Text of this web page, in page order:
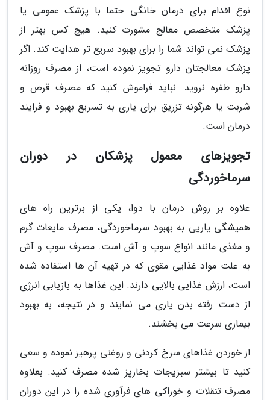
نوع اقدام برای درمان خانگی حتما با پزشک عمومی یا
پزشک متخصص معالج مشورت کنید. هیچ کس بهتر از
پزشک نمی تواند شما را برای بهبود سریع تر هدایت کند. اگر
پزشک معالجتان دارو تجویز نموده است، از مصرف روزانه
دارو طفره نروید. نباید فراموش کنید که مصرف قرص و
شربت یا هرگونه تزریق برای یاری به تسریع بهبود و فرایند
درمان است.
تجویزهای معمول پزشکان در دوران
سرماخوردگی
علاوه بر روش درمان با دوا، یکی از برترین راه های
همیشگی یاریی به بهبود سرماخوردگی، مصرف مایعات گرم
و مغذی مانند انواع سوپ و آش است. مصرف سوپ و آش
به علت مواد غذایی مقوی که در تهیه آن ها استفاده شده
است، ارزش غذایی بالایی دارند. این غذاها به بازیابی انرژی
از دست رفته بدن یاری می نمایند و در نتیجه، به بهبود
بیماری سرعت می بخشند.
از خوردن غذاهای سرخ کردنی و روغنی پرهیز نموده و سعی
کنید تا بیشتر سبزیجات بخارپز شده مصرف کنید. بعلاوه
مصرف تنقلات و خوراکی های فرآوری شده را در این دوران